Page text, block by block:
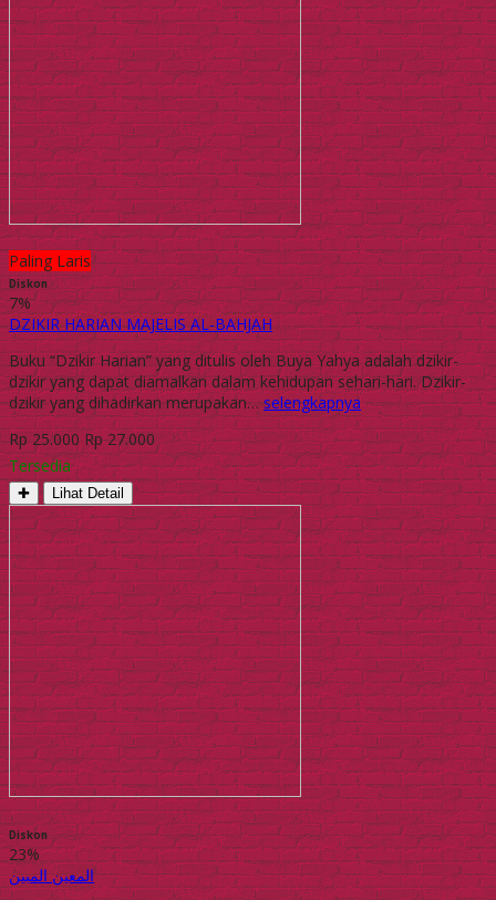
Paling Laris
Diskon
7%
DZIKIR HARIAN MAJELIS AL-BAHJAH
Buku “Dzikir Harian” yang ditulis oleh Buya Yahya adalah dzikir-
dzikir yang dapat diamalkan dalam kehidupan sehari-hari. Dzikir-
dzikir yang dihadirkan merupakan…selengkapnya
Rp 25.000 Rp 27.000
Tersedia
✚ Lihat Detail
Diskon
23%
المعين المبين